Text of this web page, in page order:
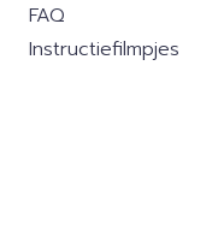
FAQ
Instructiefilmpjes